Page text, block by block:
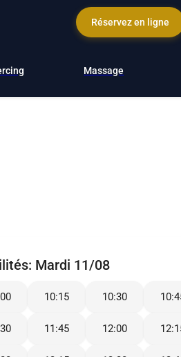
Réservez en ligne
Massage
Mardi 11/08
10:15 10:30
11:45 12:00